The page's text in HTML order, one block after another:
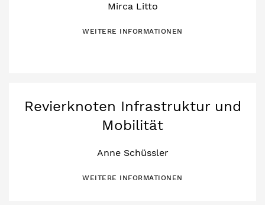
Mirca Litto
WEITERE INFORMATIONEN
Revierknoten Infrastruktur und
Mobilität
Anne Schüssler
WEITERE INFORMATIONEN